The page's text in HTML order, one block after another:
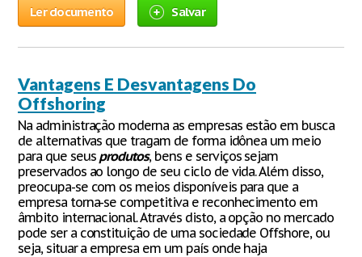
Ler documento Salvar
Vantagens E Desvantagens Do
Offshoring
Na administração moderna as empresas estão em busca
de alternativas que tragam de forma idônea um meio
para que seus produtos, bens e serviços sejam
preservados ao longo de seu ciclo de vida. Além disso,
preocupa-se com os meios disponíveis para que a
empresa torna-se competitiva e reconhecimento em
âmbito internacional. Através disto, a opção no mercado
pode ser a constituição de uma sociedade Offshore, ou
seja, situar a empresa em um país onde haja